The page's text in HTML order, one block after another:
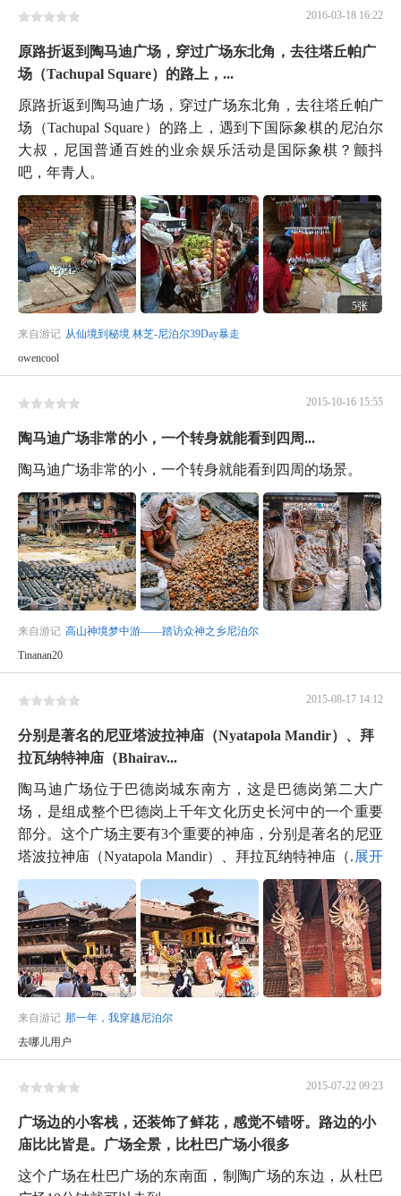
2016-03-18 16:22
原路折返到陶马迪广场，穿过广场东北角，去往塔丘帕广
场（Tachupal Square）的路上，...
原路折返到陶马迪广场，穿过广场东北角，去往塔丘帕广
场（Tachupal Square）的路上，遇到下国际象棋的尼泊尔
大叔，尼国普通百姓的业余娱乐活动是国际象棋？颤抖
吧，年青人。
5张
来自游记 从仙境到秘境 林芝-尼泊尔39Day暴走
owencool
2015-10-16 15:55
陶马迪广场非常的小，一个转身就能看到四周...
陶马迪广场非常的小，一个转身就能看到四周的场景。
来自游记 高山神境梦中游——踏访众神之乡尼泊尔
Tinanan20
2015-08-17 14:12
分别是著名的尼亚塔波拉神庙（Nyatapola Mandir）、拜
拉瓦纳特神庙（Bhairav...
陶马迪广场位于巴德岗城东南方，这是巴德岗第二大广
场，是组成整个巴德岗上千年文化历史长河中的一个重要
部分。这个广场主要有3个重要的神庙，分别是著名的尼亚
塔波拉神庙（Nyatapola Mandir）、拜拉瓦纳特神庙（...展开
来自游记 那一年，我穿越尼泊尔
去哪儿用户
2015-07-22 09:23
广场边的小客栈，还装饰了鲜花，感觉不错呀。路边的小
庙比比皆是。广场全景，比杜巴广场小很多
这个广场在杜巴广场的东南面，制陶广场的东边，从杜巴